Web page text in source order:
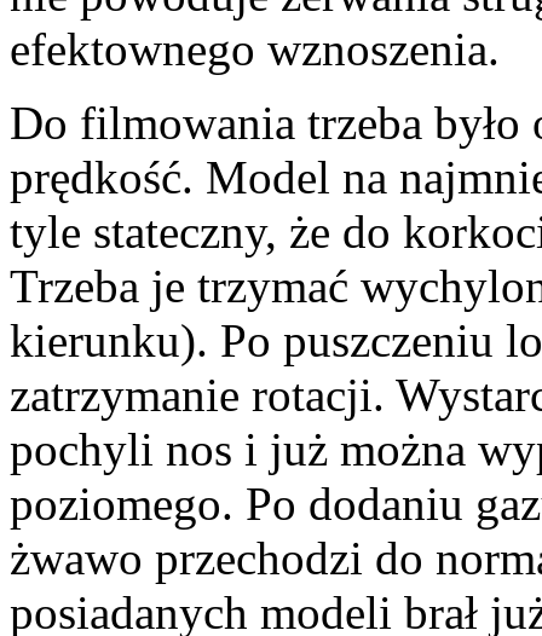
efektownego wznoszenia.
Do filmowania trzeba było
prędkość. Model na
tyle stateczny, że do
Trzeba je trzymać
kierunku). Po puszczeniu
zatrzymanie rotacji.
pochyli nos i już można
poziomego. Po dodaniu
żwawo przechodzi do
posiadanych modeli brał